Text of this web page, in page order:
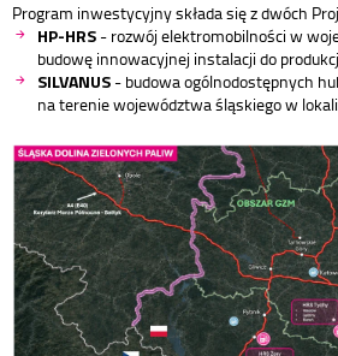
Program inwestycyjny składa się z dwóch
HP-HRS - rozwój elektromobilności w
budowę innowacyjnej instalacji do
SILVANUS - budowa ogólnodostępnych
na terenie województwa śląskiego w